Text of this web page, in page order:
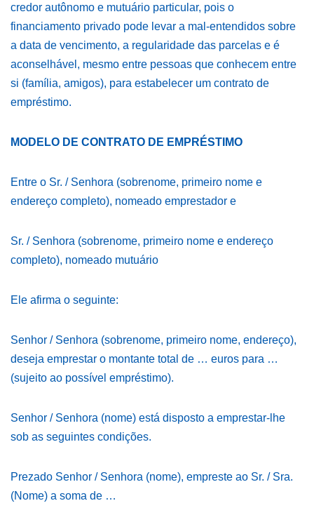
credor autônomo e mutuário particular, pois o
financiamento privado pode levar a mal-entendidos sobre
a data de vencimento, a regularidade das parcelas e é
aconselhável, mesmo entre pessoas que conhecem entre
si (família, amigos), para estabelecer um contrato de
empréstimo.
MODELO DE CONTRATO DE EMPRÉSTIMO
Entre o Sr. / Senhora (sobrenome, primeiro nome e
endereço completo), nomeado emprestador e
Sr. / Senhora (sobrenome, primeiro nome e endereço
completo), nomeado mutuário
Ele afirma o seguinte:
Senhor / Senhora (sobrenome, primeiro nome, endereço),
deseja emprestar o montante total de … euros para …
(sujeito ao possível empréstimo).
Senhor / Senhora (nome) está disposto a emprestar-lhe
sob as seguintes condições.
Prezado Senhor / Senhora (nome), empreste ao Sr. / Sra.
(Nome) a soma de …